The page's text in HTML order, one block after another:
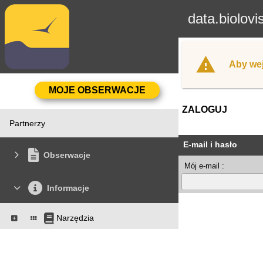
Partnerzy
Obserwacje
Informacje
Narzędzia
Aby
ZALOGUJ
E-mail i hasło
Mój e-mail :